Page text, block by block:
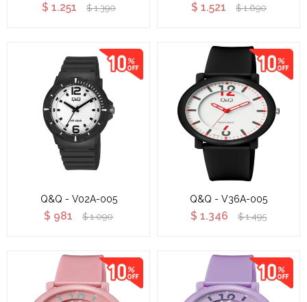
$ 1.251 $ 1.390 $ 1.521 $ 1.690
Q&Q - V02A-005
$ 981 $ 1.090
Q&Q - V36A-005
$ 1.346 $ 1.495